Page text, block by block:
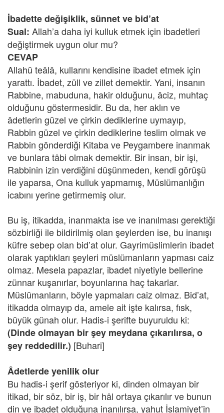
İbadette değişiklik, sünnet ve bid’at
Sual: Allah’a daha iyi kulluk etmek için ibadetleri
değiştirmek uygun olur mu?
CEVAP
Allahü teâlâ, kullarını kendisine ibadet etmek için
yarattı. İbadet, züll ve zillet demektir. Yani, insanın
Rabbine, mabuduna, hakir olduğunu, âciz, muhtaç
olduğunu göstermesidir. Bu da, her aklın ve
âdetlerin güzel ve çirkin dediklerine uymayıp,
Rabbin güzel ve çirkin dediklerine teslim olmak ve
Rabbin gönderdiği Kitaba ve Peygambere inanmak
ve bunlara tâbi olmak demektir. Bir insan, bir işi,
Rabbinin izin verdiğini düşünmeden, kendi görüşü
ile yaparsa, Ona kulluk yapmamış, Müslümanlığın
icabını yerine getirmemiş olur.
Bu iş, itikadda, inanmakta ise ve inanılması gerektiği
sözbirliği ile bildirilmiş olan şeylerden ise, bu inanışı
küfre sebep olan bid’at olur. Gayrimüslimlerin ibadet
olarak yaptıkları şeyleri müslümanların yapması caiz
olmaz. Mesela papazlar, ibadet niyetiyle bellerine
zünnar kuşanırlar, boyunlarına haç takarlar.
Müslümanların, böyle yapmaları caiz olmaz. Bid’at,
itikadda olmayıp da, amele ait işte kalırsa, fısk,
büyük günah olur. Hadis-i şerifte buyuruldu ki:
(Dinde olmayan bir şey meydana çıkarılırsa, o
şey reddedilir.) [Buhari]
Âdetlerde yenilik olur
Bu hadis-i şerif gösteriyor ki, dinden olmayan bir
itikad, bir söz, bir iş, bir hâl ortaya çıkarılır ve bunun
din ve ibadet olduğuna inanılırsa, yahut İslamiyet’in